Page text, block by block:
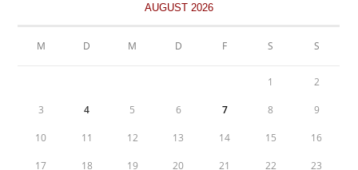
AUGUST 2026
M D M D F S S
1 2
3 4 5 6 7 8 9
10 11 12 13 14 15 16
17 18 19 20 21 22 23